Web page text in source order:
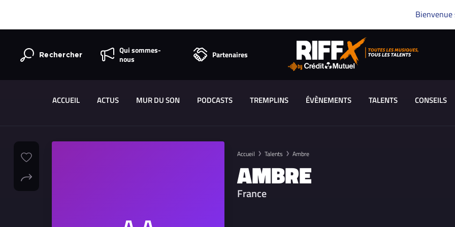
Bienvenue
Rechercher
Qui sommes-
nous
Partenaires
ACCUEIL ACTUS MUR DU SON PODCASTS TREMPLINS ÉVÈNEMENTS TALENTS CONSEILS
Accueil Talents Ambre
AMBRE
France